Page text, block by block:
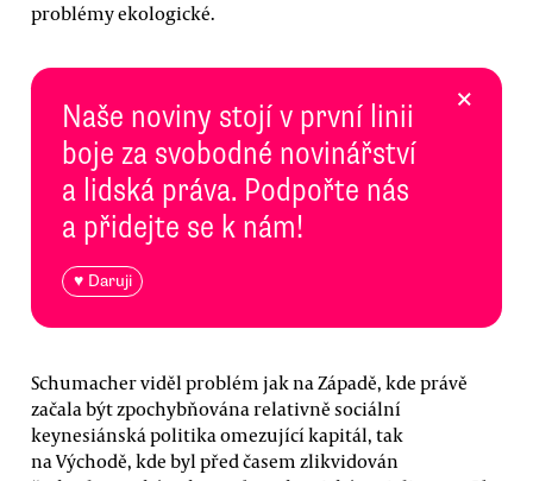
problémy ekologické.
Naše noviny stojí v první linii
boje za svobodné novinářství
a lidská práva. Podpořte nás
a přidejte se k nám!
♥ Daruji
×
Schumacher viděl problém jak na Západě, kde právě
začala být zpochybňována relativně sociální
keynesiánská politika omezující kapitál, tak
na Východě, kde byl před časem zlikvidován